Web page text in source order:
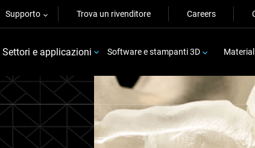
Supporto Trova un rivenditore Careers
Settori e applicazioni Software e stampanti 3D